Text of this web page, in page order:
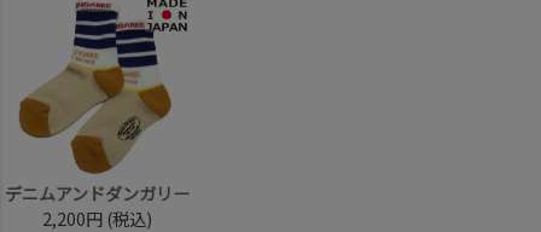
デニムアンドダンガリー
2,200円 (税込)